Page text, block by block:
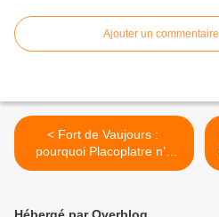
Ajouter un commentaire
< Fort de Vaujours :
pourquoi Placoplatre n’a
toujours pas fourni les